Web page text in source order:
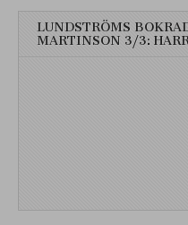
LUNDSTRÖMS
MARTINSON 3/3: